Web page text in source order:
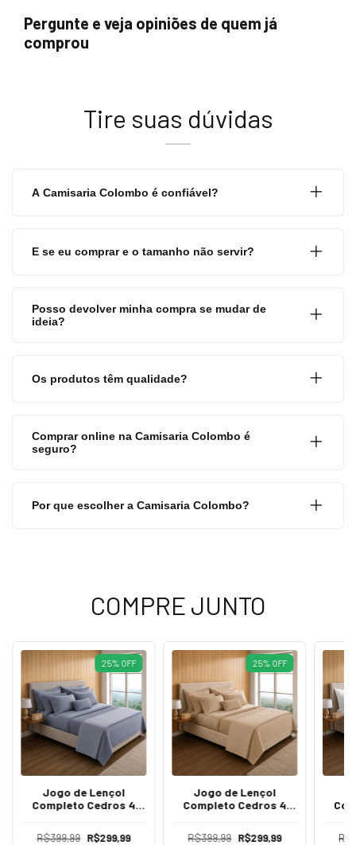
Pergunte e veja opiniões de quem já
comprou
Tire suas dúvidas
A Camisaria Colombo é confiável?
E se eu comprar e o tamanho não servir?
Posso devolver minha compra se mudar de
ideia?
Os produtos têm qualidade?
Comprar online na Camisaria Colombo é
seguro?
Por que escolher a Camisaria Colombo?
COMPRE JUNTO
25% OFF
Jogo de Lençol
Completo Cedros 4
Azul Acinzentado
R$399,99 R$299,99
25% OFF
Jogo de Lençol
Completo Cedros 4
Bege
R$399,99 R$299,99